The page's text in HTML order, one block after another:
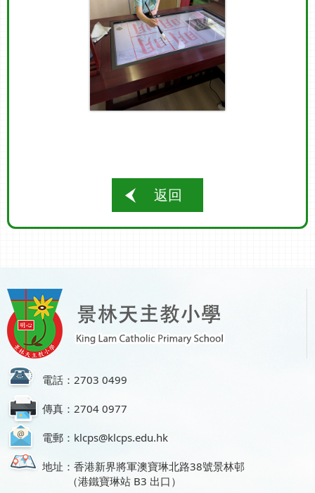
返回
電話：2703 0499
傳真：2704 0977
電郵：klcps@klcps.edu.hk
地址：香港新界將軍澳寶琳北路38號景林邨
（港鐵寶琳站 B3 出口）